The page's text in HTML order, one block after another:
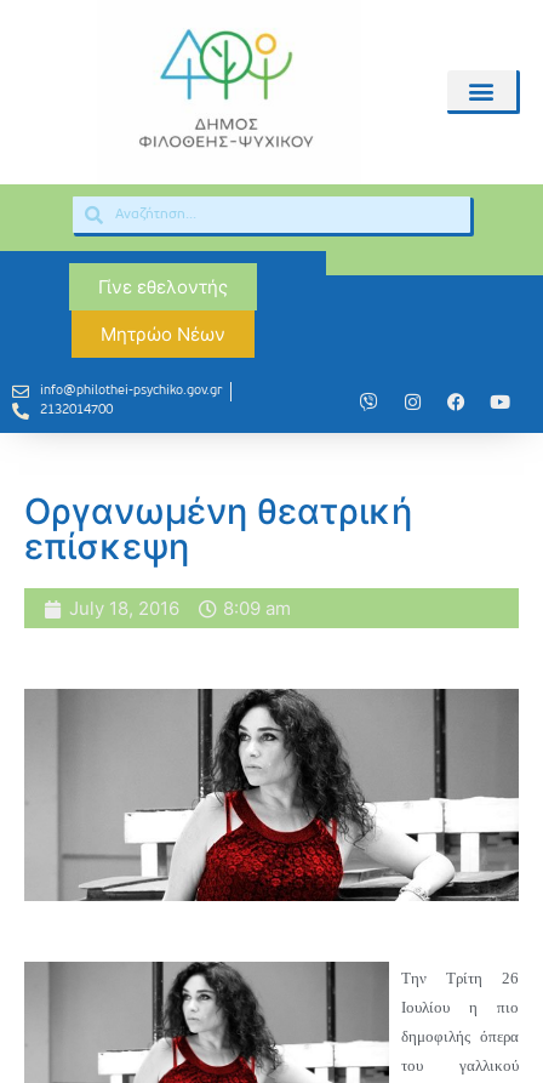
Γίνε εθελοντής
Μητρώο Νέων
info@philothei-psychiko.gov.gr
2132014700
Οργανωμένη θεατρική
επίσκεψη
July 18, 2016 8:09 am
Την Τρίτη 26
Ιουλίου η πιο
δημοφιλής όπερα
του γαλλικού